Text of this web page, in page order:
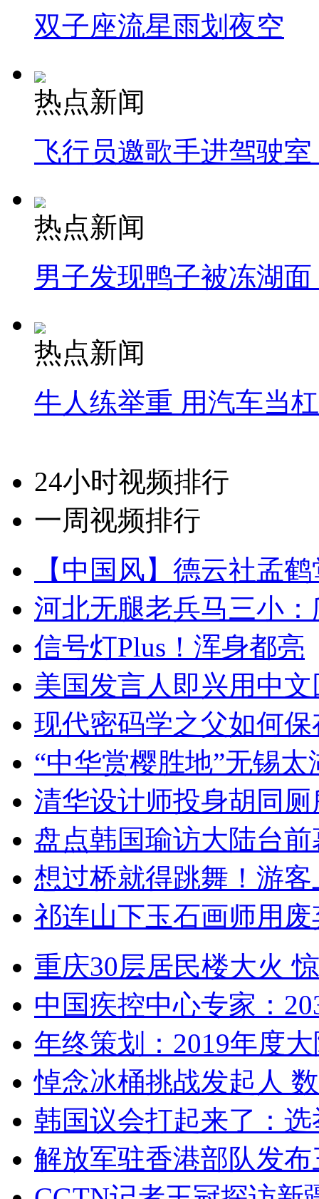
双子座流星雨划夜空
热点新闻
飞行员邀歌手进驾驶
热点新闻
男子发现鸭子被冻湖
热点新闻
牛人练举重 用汽车当
24小时视频排行
一周视频排行
【中国风】德云社孟
河北无腿老兵马三小
信号灯Plus！浑身都亮
美国发言人即兴用中
现代密码学之父如何
“中华赏樱胜地”无锡
清华设计师投身胡同
盘点韩国瑜访大陆台
想过桥就得跳舞！游客
祁连山下玉石画师用
重庆30层居民楼大火
中国疾控中心专家：
年终策划：2019年度
悼念冰桶挑战发起人
韩国议会打起来了：
解放军驻香港部队发